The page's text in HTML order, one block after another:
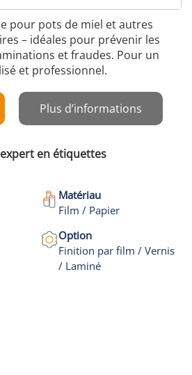
pour pots de miel et autres
– idéales pour prévenir les
et fraudes. Pour un
et professionnel.
Plus d’informations
en étiquettes
Matériau
Film / Papier
Option
Finition par film / Vernis
/ Laminé